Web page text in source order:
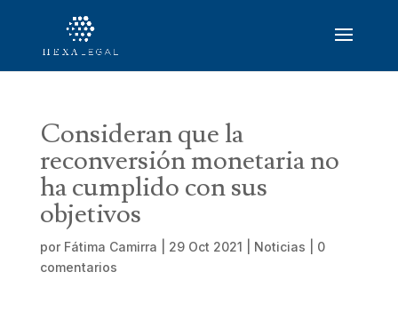
Consideran que la
reconversión monetaria no
ha cumplido con sus
objetivos
por Fátima Camirra 29 Oct 2021 Noticias
0
comentarios